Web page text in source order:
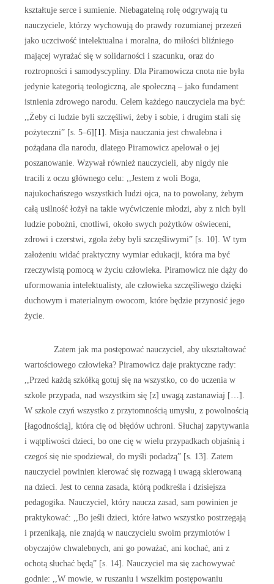
kształtuje serce i sumienie. Niebagatelną rolę odgrywają tu
nauczyciele, którzy wychowują do prawdy rozumianej przezeń
jako uczciwość intelektualna i moralna, do miłości bliźniego
mającej wyrażać się w solidarności i szacunku, oraz do
roztropności i samodyscypliny. Dla Piramowicza cnota nie była
jedynie kategorią teologiczną, ale społeczną – jako fundament
istnienia zdrowego narodu. Celem każdego nauczyciela ma być:
,,Żeby ci ludzie byli szczęśliwi, żeby i sobie, i drugim stali się
pożyteczni” [s. 5–6] [1] . Misja nauczania jest chwalebna i
pożądana dla narodu, dlatego Piramowicz apelował o jej
poszanowanie. Wzywał również nauczycieli, aby nigdy nie
tracili z oczu głównego celu: ,,Jestem z woli Boga,
najukochańszego wszystkich ludzi ojca, na to powołany, żebym
całą usilność łożył na takie wyćwiczenie młodzi, aby z nich byli
ludzie pobożni, cnotliwi, około swych pożytków oświeceni,
zdrowi i czerstwi, zgoła żeby byli szczęśliwymi” [s. 10]. W tym
założeniu widać praktyczny wymiar edukacji, która ma być
rzeczywistą pomocą w życiu człowieka. Piramowicz nie dąży do
uformowania intelektualisty, ale człowieka szczęśliwego dzięki
duchowym i materialnym owocom, które będzie przynosić jego
życie.
Zatem jak ma postępować nauczyciel, aby ukształtować
wartościowego człowieka? Piramowicz daje praktyczne rady:
,,Przed każdą szkółką gotuj się na wszystko, co do uczenia w
szkole przypada, nad wszystkim się [z] uwagą zastanawiaj […].
W szkole czyń wszystko z przytomnością umysłu, z powolnością
[łagodnością], która cię od błędów uchroni. Słuchaj zapytywania
i wątpliwości dzieci, bo one cię w wielu przypadkach objaśnią i
czegoś się nie spodziewał, do myśli podadzą” [s. 13]. Zatem
nauczyciel powinien kierować się rozwagą i uwagą skierowaną
na dzieci. Jest to cenna zasada, którą podkreśla i dzisiejsza
pedagogika. Nauczyciel, który naucza zasad, sam powinien je
praktykować: ,,Bo jeśli dzieci, które łatwo wszystko postrzegają
i przenikają, nie znajdą w nauczycielu swoim przymiotów i
obyczajów chwalebnych, ani go poważać, ani kochać, ani z
ochotą słuchać będą” [s. 14]. Nauczyciel ma się zachowywać
godnie: ,,W mowie, w ruszaniu i wszelkim postępowaniu